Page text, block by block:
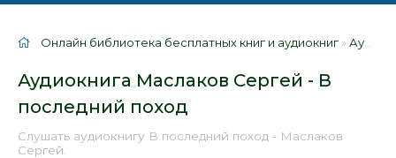
Онлайн библиотека бесплатных книг и аудиокниг »Аудиокниги
Аудиокнига Маслаков Сергей - В
последний поход
Слушать аудиокнигу В последний поход - Маслаков
Сергей.